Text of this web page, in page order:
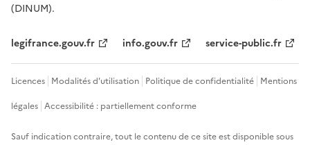
(DINUM).
legifrance.gouv.fr info.gouv.fr service-public.fr
Licences Modalités d'utilisation Politique de confidentialité Mentions
légales Accessibilité : partiellement conforme
Sauf indication contraire, tout le contenu de ce site est disponible sous